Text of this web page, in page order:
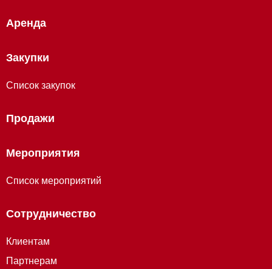
Аренда
Закупки
Список закупок
Продажи
Мероприятия
Список мероприятий
Сотрудничество
Клиентам
Партнерам